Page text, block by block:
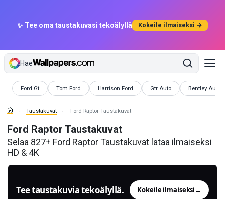
✨ Tee oma taustakuvasi tekoälyllä Kokeile ilmaiseksi →
Hae
Ford Gt
Taustakuvat Tom Ford
Taustakuvat Harrison Ford
Taustakuvat Gtr Auto
Taustakuvat Bentley Autot
Taustakuvat
Taustakuvat Ford Raptor Taustakuvat
Ford Raptor Taustakuvat
Selaa 827+ Ford Raptor Taustakuvat lataa ilmaiseksi
HD & 4K
Tee taustakuvia tekoälyllä. Kokeile ilmaiseksi→